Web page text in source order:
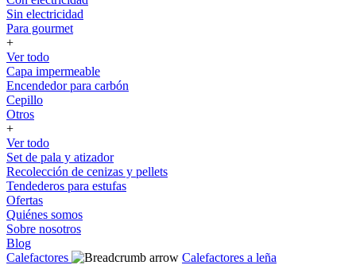
Sin electricidad
Para gourmet
+
Ver todo
Capa impermeable
Encendedor para carbón
Cepillo
Otros
+
Ver todo
Set de pala y atizador
Recolección de cenizas y pellets
Tendederos para estufas
Ofertas
Quiénes somos
Sobre nosotros
Blog
Calefactores
Calefactores a leña